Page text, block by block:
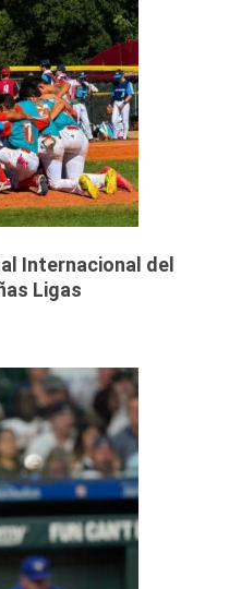
Internacional del
Ligas